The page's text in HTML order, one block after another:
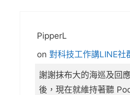
PipperL
on 對科技工作講LINE社
謝謝抹布大的海巡及回
後，現在就維持著聽